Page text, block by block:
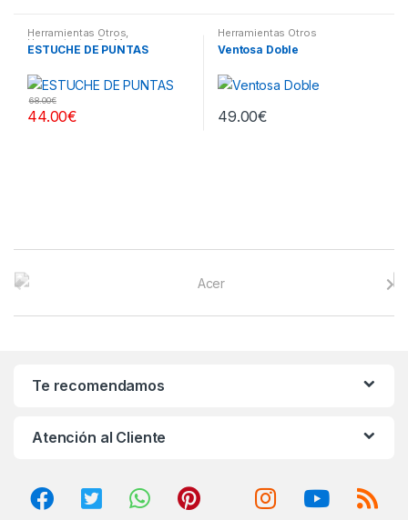
Herramientas Otros,
Herramientas De Mano ,
Herramientas De Mano,
Extractores, Compresímetros,
otros
ESTUCHE DE PUNTAS
44.00€
68.00€
Herramientas Otros
Ventosa Doble
49.00€
Te recomendamos
Atención al Cliente